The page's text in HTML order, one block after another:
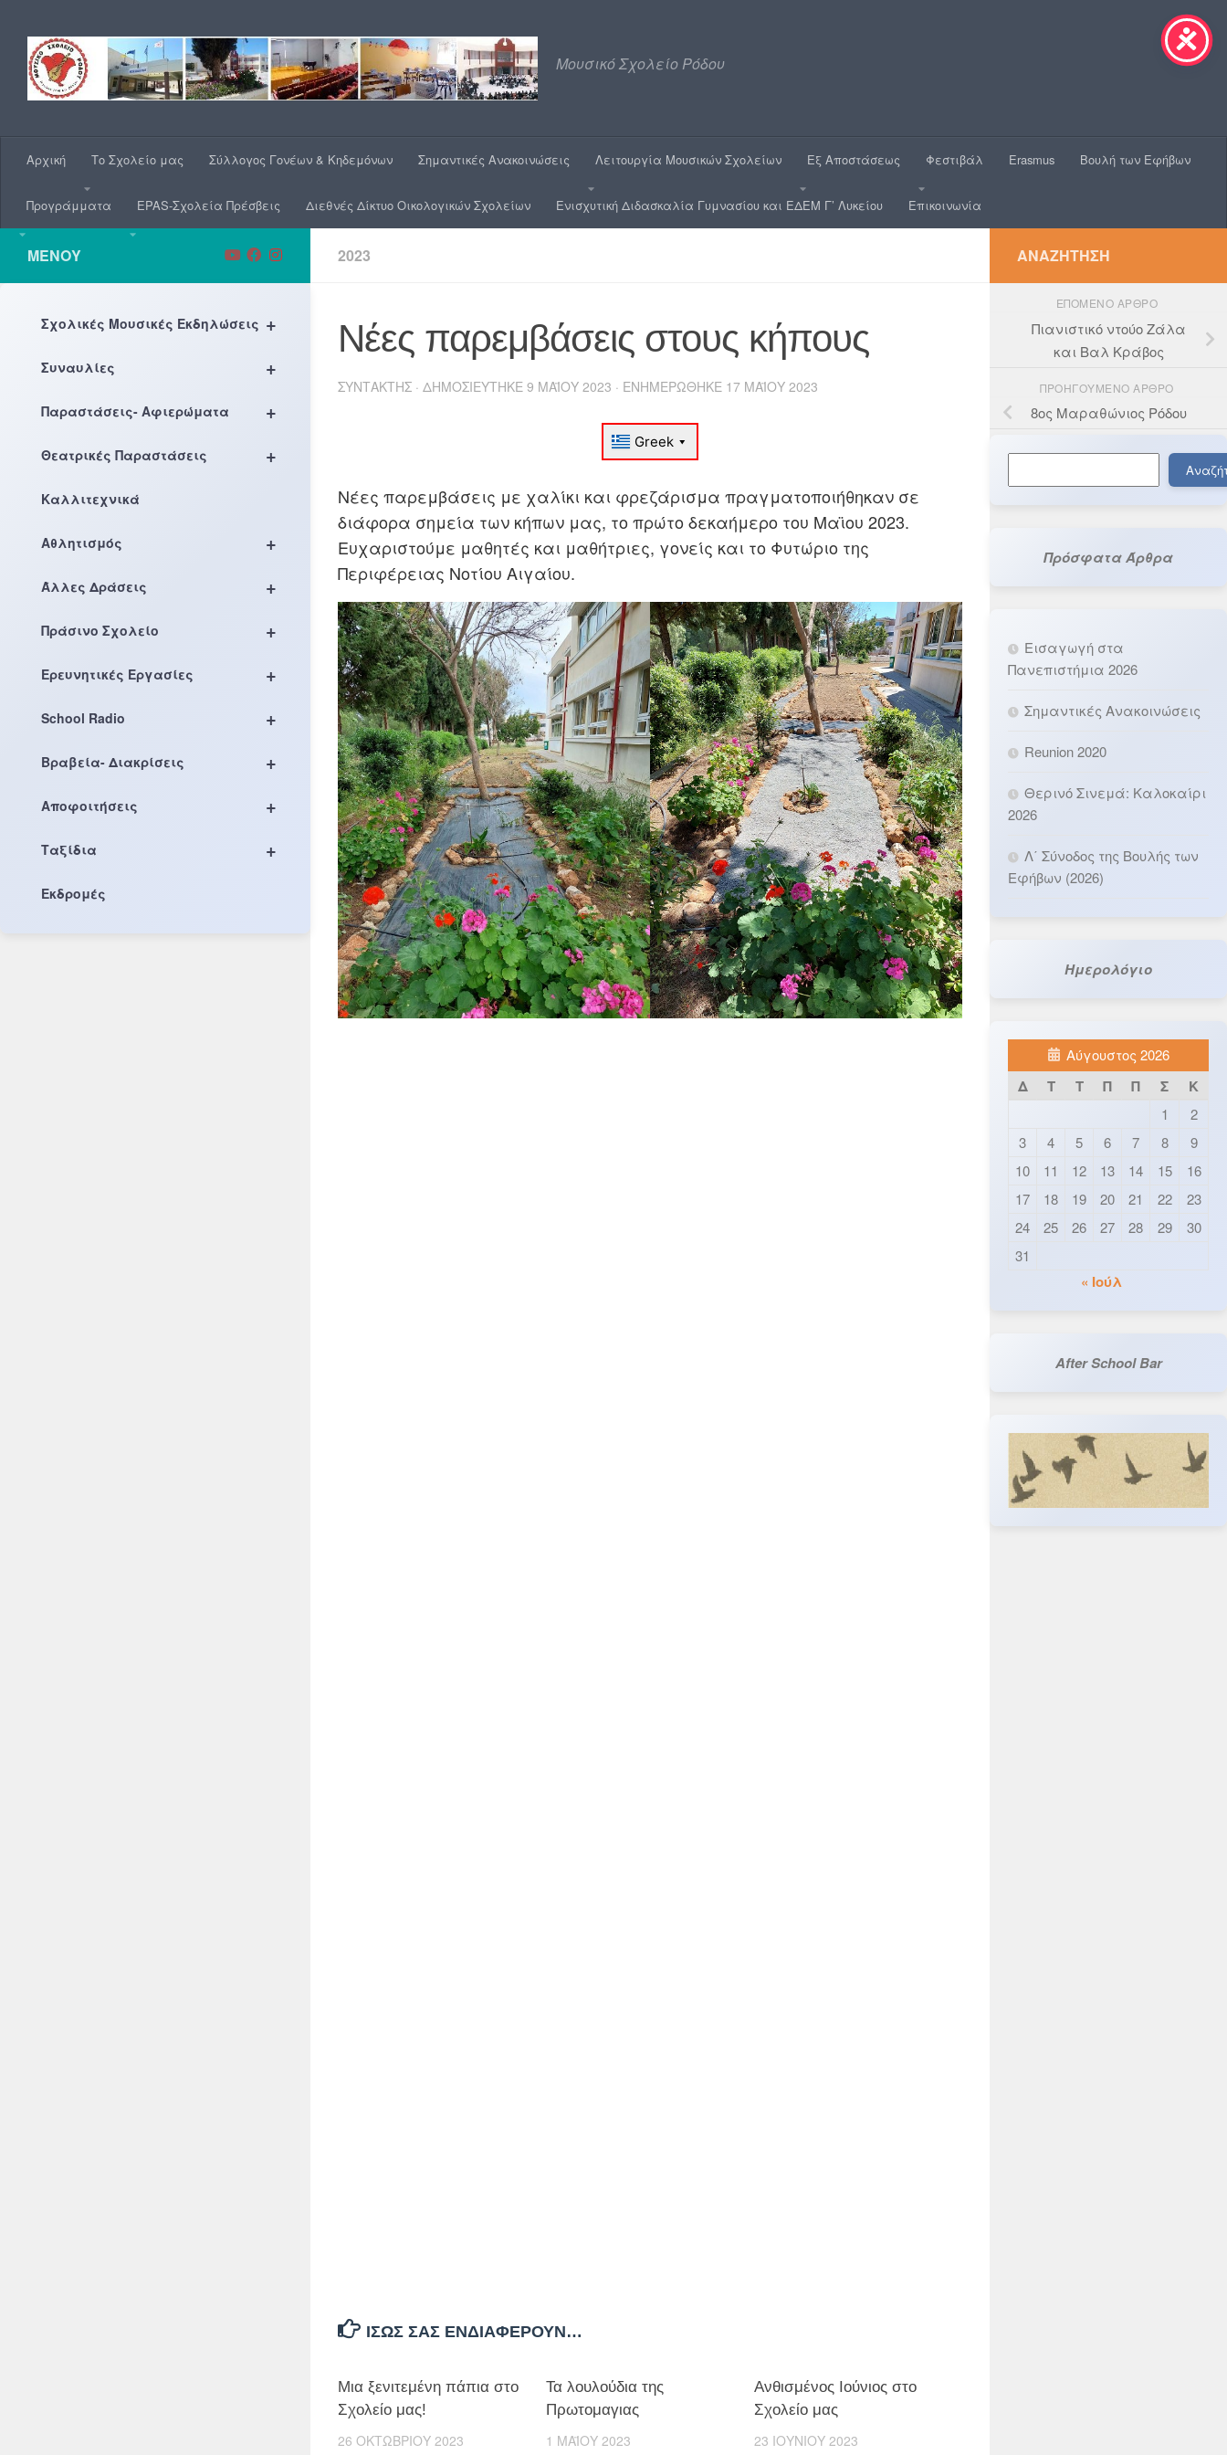
Μουσικό Σχολείο Ρόδου
Αρχική Το Σχολείο μας Σύλλογος Γονέων & Κηδεμόνων Σημαντικές Ανακοινώσεις Λειτουργία Μουσικών Σχολείων Εξ Αποστάσεως Φεστιβάλ Erasmus Βουλή των Εφήβων
Προγράμματα EPAS-Σχολεία Πρέσβεις Διεθνές Δίκτυο Οικολογικών Σχολείων Ενισχυτική Διδασκαλία Γυμνασίου και ΕΔΕΜ Γ’ Λυκείου Επικοινωνία
2023
Νέες παρεμβάσεις στους κήπους
ΣΥΝΤΆΚΤΗΣ · ΔΗΜΟΣΙΕΎΤΗΚΕ 9 ΜΑΪ́ΟΥ 2023 · ΕΝΗΜΕΡΏΘΗΚΕ 17 ΜΑΪ́ΟΥ 2023
Νέες παρεμβάσεις με χαλίκι και φρεζάρισμα πραγματοποιήθηκαν σε
διάφορα σημεία των κήπων μας, το πρώτο δεκαήμερο του Μαϊου 2023.
Ευχαριστούμε μαθητές και μαθήτριες, γονείς και το Φυτώριο της
Περιφέρειας Νοτίου Αιγαίου.
ΜΕΝΟΎ
+
Σχολικές Μουσικές Εκδηλώσεις
+
Συναυλίες
+
Παραστάσεις- Αφιερώματα
+
Θεατρικές Παραστάσεις
Καλλιτεχνικά
+
Αθλητισμός
+
Άλλες Δράσεις
+
Πράσινο Σχολείο
+
Ερευνητικές Εργασίες
+
School Radio
+
Βραβεία- Διακρίσεις
+
Αποφοιτήσεις
+
Ταξίδια
Εκδρομές
ΑΝΑΖΉΤΗΣΗ
ΕΠΌΜΕΝΟ ΆΡΘΡΟ
Πιανιστικό ντούο Ζάλα
και Βαλ Κράβος
ΠΡΟΗΓΟΎΜΕΝΟ ΆΡΘΡΟ
8ος Μαραθώνιος Ρόδου
Πρόσφατα Άρθρα
Εισαγωγή στα
Πανεπιστήμια 2026
Σημαντικές Ανακοινώσεις
Reunion 2020
Θερινό Σινεμά: Καλοκαίρι
2026
Λ΄ Σύνοδος της Βουλής των
Εφήβων (2026)
Ημερολόγιο
Αύγουστος 2026
Δ Τ Τ Π Π Σ Κ
1
2
3
4 5 6 7 8
9
10
11 12 13 14 15
16
17
18 19 20 21 22
23
24
25 26 27 28 29
30
31
« Ιούλ
After School Bar